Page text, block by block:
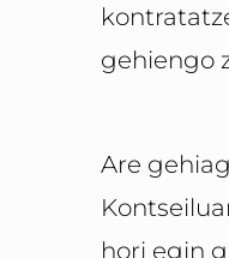
gehiengo
Are
hori egin